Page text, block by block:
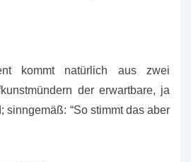
kommt natürlich aus zwei
der erwartbare, ja
sinngemäß: “So stimmt das aber